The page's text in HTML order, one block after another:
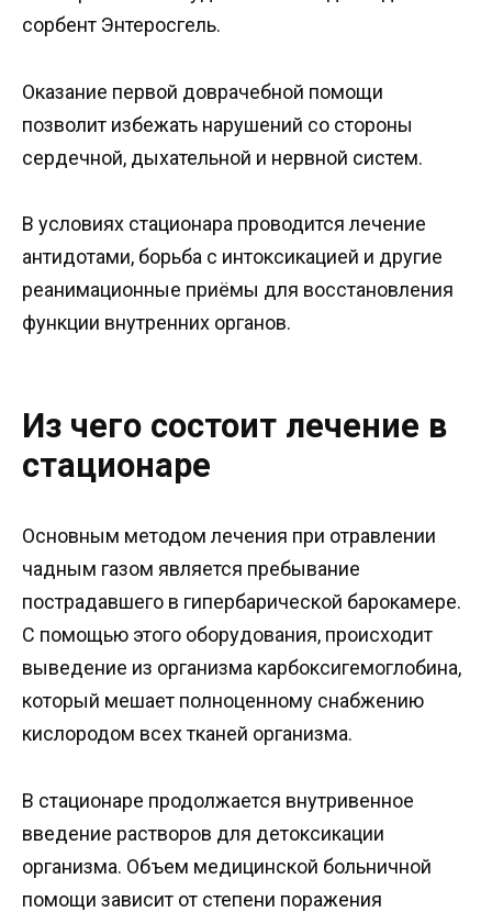
сорбент Энтеросгель.
Оказание первой доврачебной помощи
позволит избежать нарушений со стороны
сердечной, дыхательной и нервной систем.
В условиях стационара проводится лечение
антидотами, борьба с интоксикацией и другие
реанимационные приёмы для восстановления
функции внутренних органов.
Из чего состоит лечение в
стационаре
Основным методом лечения при отравлении
чадным газом является пребывание
пострадавшего в гипербарической барокамере.
С помощью этого оборудования, происходит
выведение из организма карбоксигемоглобина,
который мешает полноценному снабжению
кислородом всех тканей организма.
В стационаре продолжается внутривенное
введение растворов для детоксикации
организма. Объем медицинской больничной
помощи зависит от степени поражения